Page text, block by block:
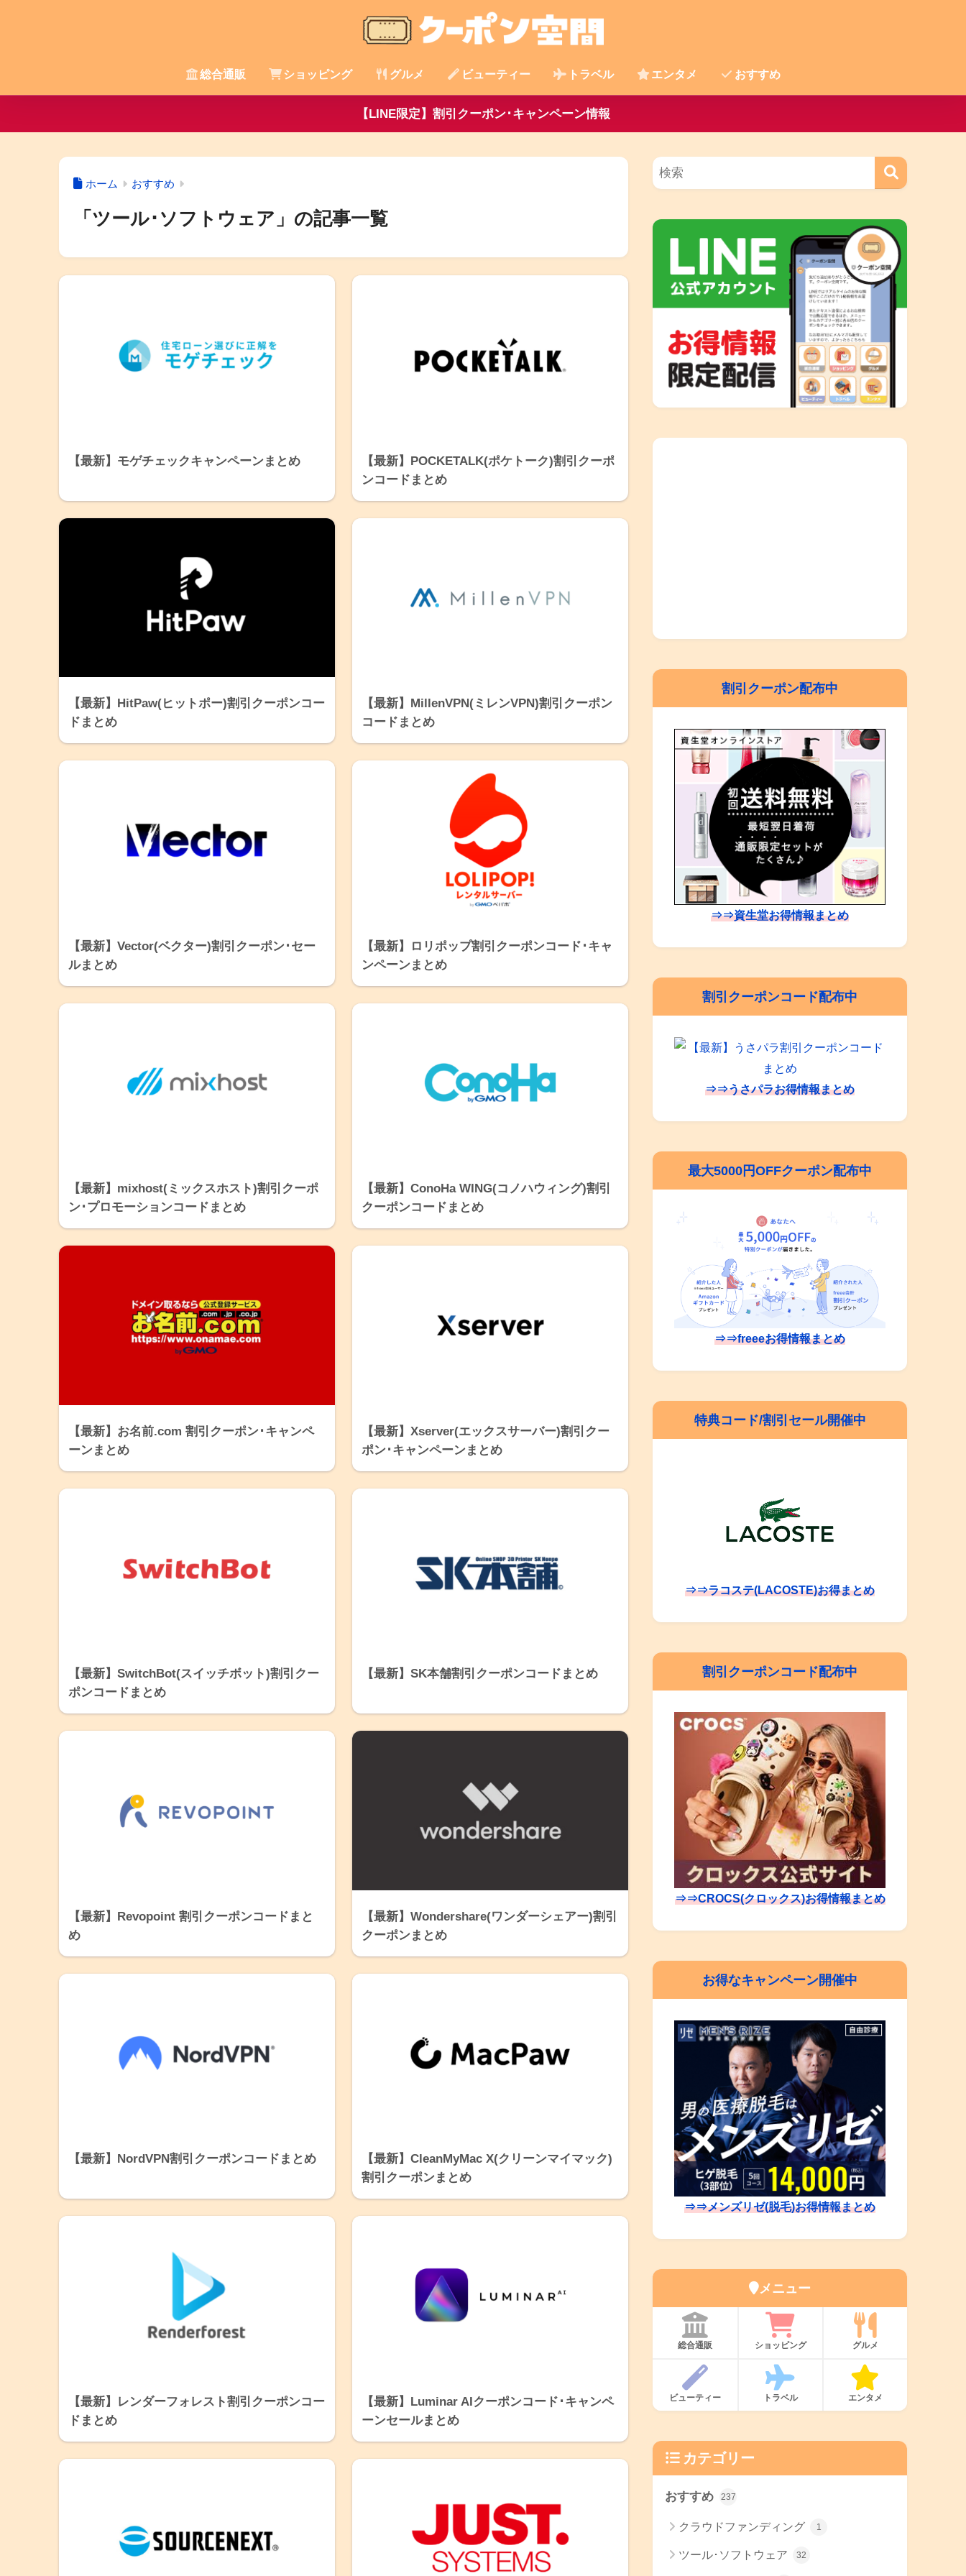
総合通販 ショッピング グルメ ビューティー トラベル エンタメ おすすめ
【LINE限定】割引クーポン･キャンペーン情報
ホーム おすすめ
「ツール･ソフトウェア」の記事一覧
【最新】モゲチェックキャンペーンまとめ
【最新】POCKETALK(ポケトーク)割引クーポ
ンコードまとめ
【最新】HitPaw(ヒットポー)割引クーポンコー
ドまとめ
【最新】MillenVPN(ミレンVPN)割引クーポン
コードまとめ
【最新】Vector(ベクター)割引クーポン･セー
ルまとめ
【最新】ロリポップ割引クーポンコード･キャ
ンペーンまとめ
【最新】mixhost(ミックスホスト)割引クーポ
ン･プロモーションコードまとめ
【最新】ConoHa WING(コノハウィング)割引
クーポンコードまとめ
【最新】お名前.com 割引クーポン･キャンペ
ーンまとめ
【最新】Xserver(エックスサーバー)割引クー
ポン･キャンペーンまとめ
【最新】SwitchBot(スイッチボット)割引クー
ポンコードまとめ
【最新】SK本舗割引クーポンコードまとめ
【最新】Revopoint 割引クーポンコードまと
め
【最新】Wondershare(ワンダーシェアー)割引
クーポンまとめ
【最新】NordVPN割引クーポンコードまとめ
【最新】CleanMyMac X(クリーンマイマック)
割引クーポンまとめ
【最新】レンダーフォレスト割引クーポンコー
ドまとめ
【最新】Luminar AIクーポンコード･キャンペ
ーンセールまとめ
割引クーポン配布中
⇒⇒資生堂お得情報まとめ
割引クーポンコード配布中
⇒⇒うさパラお得情報まとめ
最大5000円OFFクーポン配布中
⇒⇒freeeお得情報まとめ
特典コード/割引セール開催中
⇒⇒ラコステ(LACOSTE)お得まとめ
割引クーポンコード配布中
⇒⇒CROCS(クロックス)お得情報まとめ
お得なキャンペーン開催中
⇒⇒メンズリゼ(脱毛)お得情報まとめ
メニュー
総合通販 ショッピング グルメ
ビューティー トラベル エンタメ
カテゴリー
おすすめ 237
クラウドファンディング 1
ツール･ソフトウェア 32